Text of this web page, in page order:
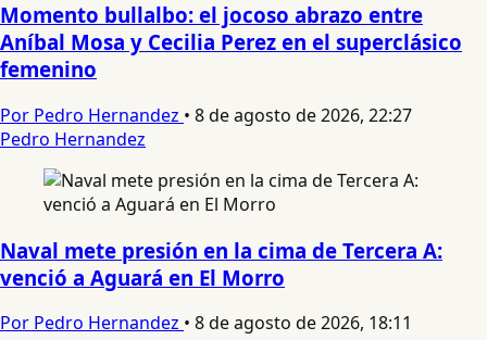
Momento bullalbo: el jocoso abrazo entre
Aníbal Mosa y Cecilia Perez en el superclásico
femenino
Por Pedro Hernandez • 8 de agosto de 2026, 22:27
Pedro Hernandez
Naval mete presión en la cima de Tercera A:
venció a Aguará en El Morro
Por Pedro Hernandez • 8 de agosto de 2026, 18:11